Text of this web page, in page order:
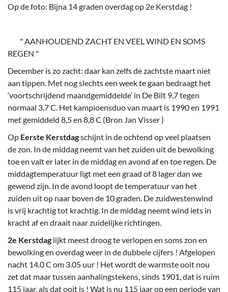
Op de foto: Bijna 14 graden overdag op 2e Kerstdag !
" AANHOUDEND ZACHT EN VEEL WIND EN SOMS
REGEN "
December is zo zacht: daar kan zelfs de zachtste maart niet
aan tippen. Met nog slechts een week te gaan bedraagt het
‘voortschrijdend maandgemiddelde’ in De Bilt 9,7 tegen
normaal 3,7 C. Het kampioensduo van maart is 1990 en 1991
met gemiddeld 8,5 en 8,8 C (Bron Jan Visser )
Op Eerste Kerstdagschijnt in de ochtend op veel plaatsen
de zon. In de middag neemt van het zuiden uit de bewolking
toe en valt er later in de middag en avond af en toe regen. De
middagtemperatuur ligt met een graad of 8 lager dan we
gewend zijn. In de avond loopt de temperatuur van het
zuiden uit op naar boven de 10 graden. De zuidwestenwind
is vrij krachtig tot krachtig. In de middag neemt wind iets in
kracht af en draait naar zuidelijke richtingen.
2e Kerstdag lijkt meest droog te verlopen en soms zon en
bewolking en overdag weer in de dubbele cijfers ! Afgelopen
nacht 14.0 C om 3.05 uur ! Het wordt de warmste ooit nou
zet dat maar tussen aanhalingstekens, sinds 1901, dat is ruim
115 jaar, als dat ooit is ! Wat is nu 115 jaar op een periode van